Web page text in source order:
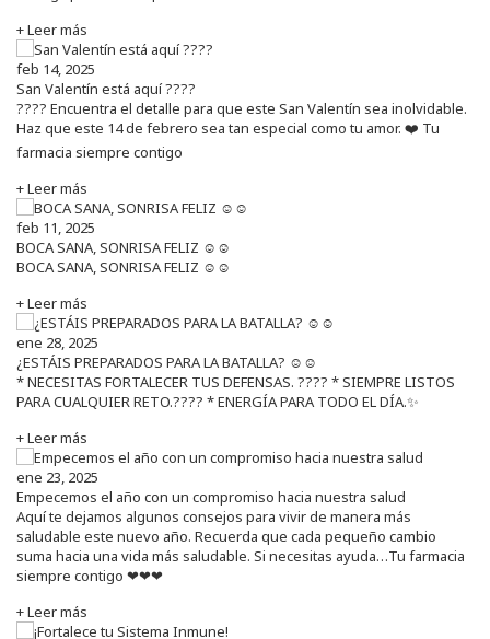
+ Leer más
feb 14, 2025
San Valentín está aquí ????
???? Encuentra el detalle para que este San Valentín sea inolvidable.
Haz que este 14 de febrero sea tan especial como tu amor. ❤️ Tu
farmacia siempre contigo
+ Leer más
feb 11, 2025
BOCA SANA, SONRISA FELIZ ☺️☺️
BOCA SANA, SONRISA FELIZ ☺️☺️
+ Leer más
ene 28, 2025
¿ESTÁIS PREPARADOS PARA LA BATALLA? ☺️☺️
* NECESITAS FORTALECER TUS DEFENSAS. ????️ * SIEMPRE LISTOS
PARA CUALQUIER RETO.???? * ENERGÍA PARA TODO EL DÍA.✨
+ Leer más
ene 23, 2025
Empecemos el año con un compromiso hacia nuestra salud
Aquí te dejamos algunos consejos para vivir de manera más
saludable este nuevo año. Recuerda que cada pequeño cambio
suma hacia una vida más saludable. Si necesitas ayuda…Tu farmacia
siempre contigo ❤❤❤
+ Leer más